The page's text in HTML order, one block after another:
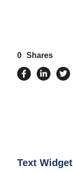
0 Shares
Text Widget